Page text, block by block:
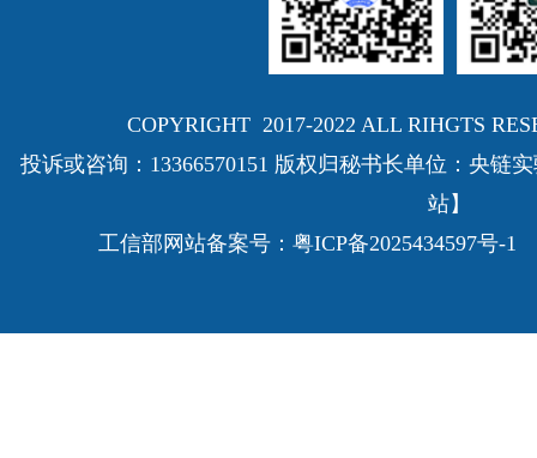
COPYRIGHT 2017-2022 ALL RIHGTS
投诉或咨询：13366570151 版权归秘书长单位：央链
站】
工信部网站备案号： 粤ICP备2025434597号-1